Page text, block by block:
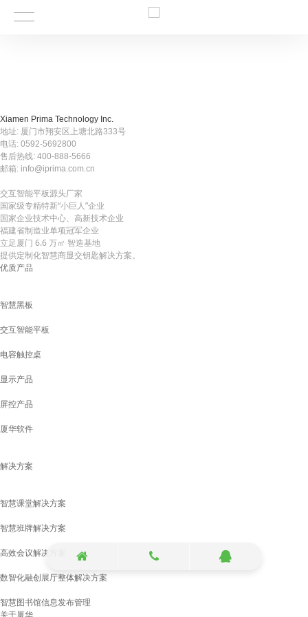
Xiamen Prima Technology Inc.
地址: 厦门市翔安区上塘北路333号
电话: 0592-5692800
售后热线: 400-888-5666
邮箱: info@iprima.com.cn
交互智能平板源头厂家
国家级专精特新“小巨人”企业
国家企业技术中心、高新技术企业
福建省制造业单项冠军企业
立足厦门 6.6 万㎡ 智造基地
提供定制化智慧商显交钥匙解决方案。
优质产品
智慧黑板
​交互智能平板
电容触控桌
显示产品
屏控产品
厦华软件
​解决方案
智慧课堂解决方案
智慧班牌解决方案
高效会议解决方案
数智化融创展厅整体解决方案
智慧图书馆信息发布管理
关于厦华